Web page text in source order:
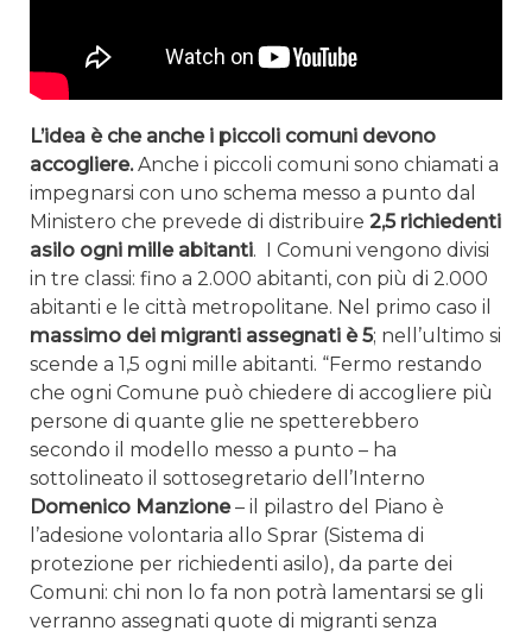
L’idea è che anche i piccoli comuni devono
accogliere.Anche i piccoli comuni sono chiamati a
impegnarsi con uno schema messo a punto dal
Ministero che prevede di distribuire 2,5 richiedenti
asilo ogni mille abitanti. I Comuni vengono divisi
in tre classi: fino a 2.000 abitanti, con più di 2.000
abitanti e le città metropolitane. Nel primo caso il
massimo dei migranti assegnati è 5; nell’ultimo si
scende a 1,5 ogni mille abitanti. “Fermo restando
che ogni Comune può chiedere di accogliere più
persone di quante glie ne spetterebbero
secondo il modello messo a punto – ha
sottolineato il sottosegretario dell’Interno
Domenico Manzione– il pilastro del Piano è
l’adesione volontaria allo Sprar (Sistema di
protezione per richiedenti asilo), da parte dei
Comuni: chi non lo fa non potrà lamentarsi se gli
verranno assegnati quote di migranti senza